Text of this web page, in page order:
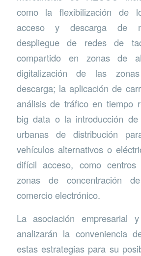
como la flexibilización de
acceso y descarga de
despliegue de redes de
compartido en zonas de
digitalización de las
descarga; la aplicación de
análisis de tráfico en tiempo
big data o la introducción de
urbanas de distribución
vehículos alternativos o
difícil acceso, como
zonas de concentración
comercio electrónico.
La asociación empresarial
analizarán la conveniencia
estas estrategias para su